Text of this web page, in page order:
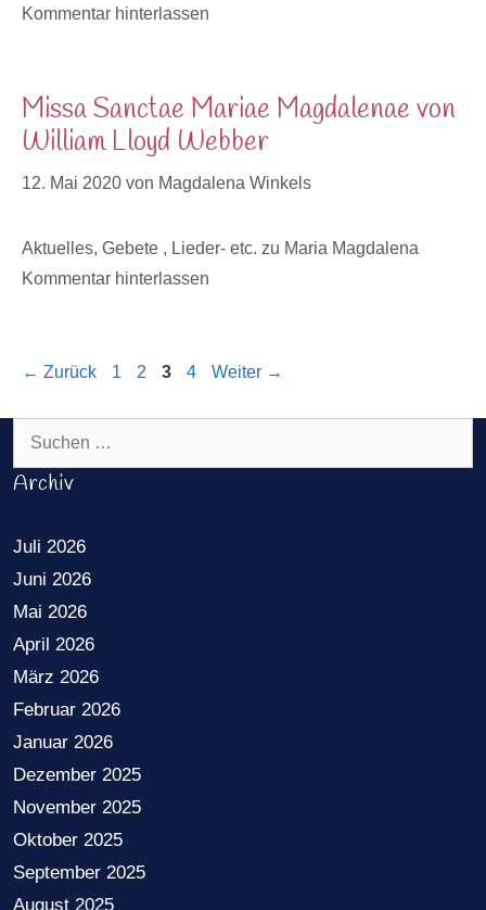
Kommentar hinterlassen
Missa Sanctae Mariae Magdalenae von
William Lloyd Webber
12. Mai 2020 von Magdalena Winkels
Kategorien
Aktuelles, Gebete , Lieder- etc. zu Maria Magdalena
Kommentar hinterlassen
← Zurück Seite
1 Seite
2 Seite
3 Seite
4 Weiter →
Suchen nach:
Archiv
Juli 2026
Juni 2026
Mai 2026
April 2026
März 2026
Februar 2026
Januar 2026
Dezember 2025
November 2025
Oktober 2025
September 2025
August 2025